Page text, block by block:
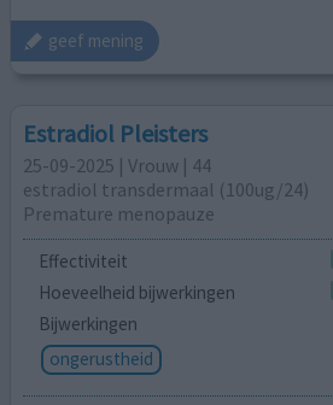
geef mening
Estradiol Pleisters
25-09-2025 | Vrouw | 44
estradiol transdermaal (100ug/24)
Premature menopauze
Effectiviteit
Hoeveelheid bijwerkingen
Bijwerkingen
ongerustheid